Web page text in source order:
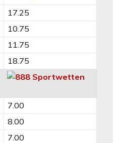
17.25
10.75
11.75
18.75
7.00
8.00
7.00